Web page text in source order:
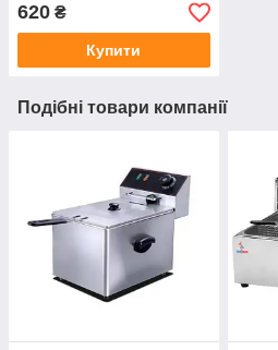
620 ₴
Купити
Подібні товари компанії